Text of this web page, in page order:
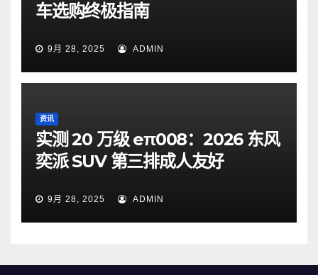
车选购终极指南
9月 28, 2025 ADMIN
资讯
实测 20 万级 eπ008：2026 东风
奕派 SUV 第三排成人友好
9月 28, 2025 ADMIN